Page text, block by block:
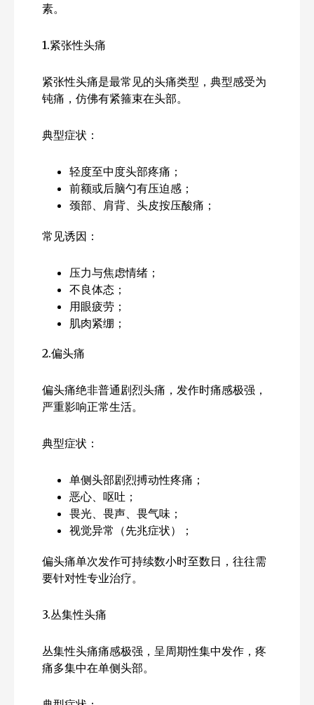
素。
1.紧张性头痛
紧张性头痛是最常见的头痛类型，典型感受为
钝痛，仿佛有紧箍束在头部。
典型症状：
轻度至中度头部疼痛；
前额或后脑勺有压迫感；
颈部、肩背、头皮按压酸痛；
常见诱因：
压力与焦虑情绪；
不良体态；
用眼疲劳；
肌肉紧绷；
2.偏头痛
偏头痛绝非普通剧烈头痛，发作时痛感极强，
严重影响正常生活。
典型症状：
单侧头部剧烈搏动性疼痛；
恶心、呕吐；
畏光、畏声、畏气味；
视觉异常（先兆症状）；
偏头痛单次发作可持续数小时至数日，往往需
要针对性专业治疗。
3.丛集性头痛
丛集性头痛痛感极强，呈周期性集中发作，疼
痛多集中在单侧头部。